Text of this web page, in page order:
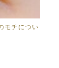
モチについ